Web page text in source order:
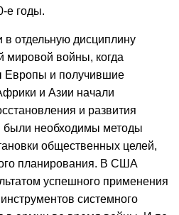
е годы.
отдельную дисциплину
мировой войны, когда
Европы и получившие
и Азии начали
и развития
были необходимы методы
общественных целей,
планирования. В США
успешного применения
системного